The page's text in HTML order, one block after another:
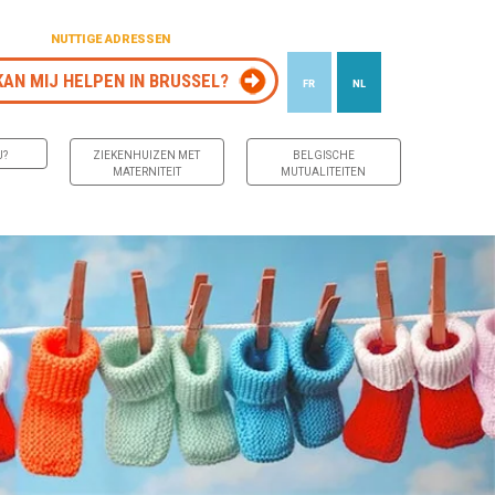
NUTTIGE ADRESSEN
MIJ HELPEN IN BRUSSEL? FR NL
ZIEKENHUIZEN MET
MATERNITEIT
BELGISCHE
MUTUALITEITEN